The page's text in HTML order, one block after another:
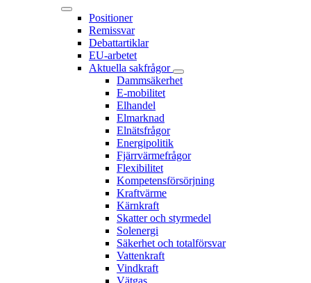
Positioner
Remissvar
Debattartiklar
EU-arbetet
Aktuella sakfrågor
Dammsäkerhet
E-mobilitet
Elhandel
Elmarknad
Elnätsfrågor
Energipolitik
Fjärrvärmefrågor
Flexibilitet
Kompetensförsörjning
Kraftvärme
Kärnkraft
Skatter och styrmedel
Solenergi
Säkerhet och totalförsvar
Vattenkraft
Vindkraft